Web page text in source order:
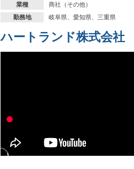
茨城県 売上高2022年130億円→2025年
埼玉県さいたま市 売上高2022年130億
東京都新宿区 売上高2022年130億円
業種 商社（その他）
勤務地 岐阜県、愛知県、三重県
ハートランド株式会社